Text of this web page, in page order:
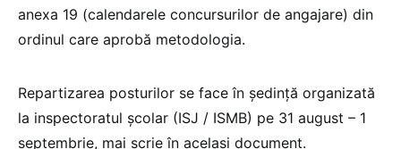
anexa 19 (calendarele concursurilor de angajare) din
ordinul care aprobă metodologia.
Repartizarea posturilor se face în ședință organizată
la inspectoratul școlar (ISJ / ISMB) pe 31 august – 1
septembrie, mai scrie în același document.